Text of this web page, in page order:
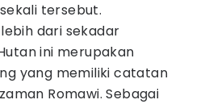
tersebut.
dari sekadar
ini merupakan
yang memiliki catatan
Romawi. Sebagai